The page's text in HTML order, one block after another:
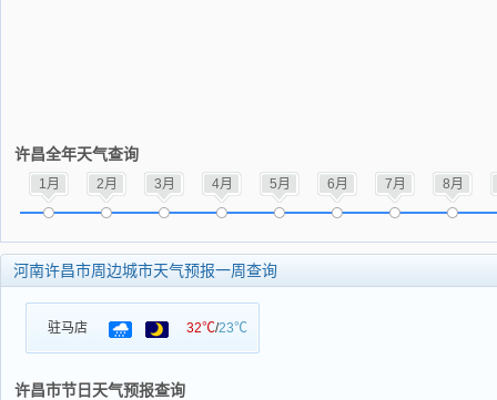
许昌全年天气查询
1月 2月 3月 4月 5月 6月 7月 8月
河南许昌市周边城市天气预报一周查询
驻马店 32℃/23℃
许昌市节日天气预报查询